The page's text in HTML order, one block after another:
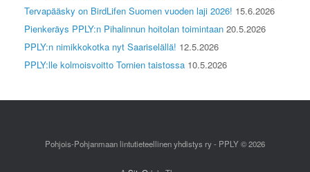
Tervapääsky on BirdLifen Suomen vuoden laji 2026! 15.6.2026
Pienkeräys PPLY:n Pihalinnun hoitolan toimintaan 20.5.2026
PPLY:n nimikkokotka nyt Saariselällä! 12.5.2026
PPLY:lle kolmoisvoitto Tornien taistossa 10.5.2026
Pohjois-Pohjanmaan lintutieteellinen yhdistys ry - PPLY © 2026